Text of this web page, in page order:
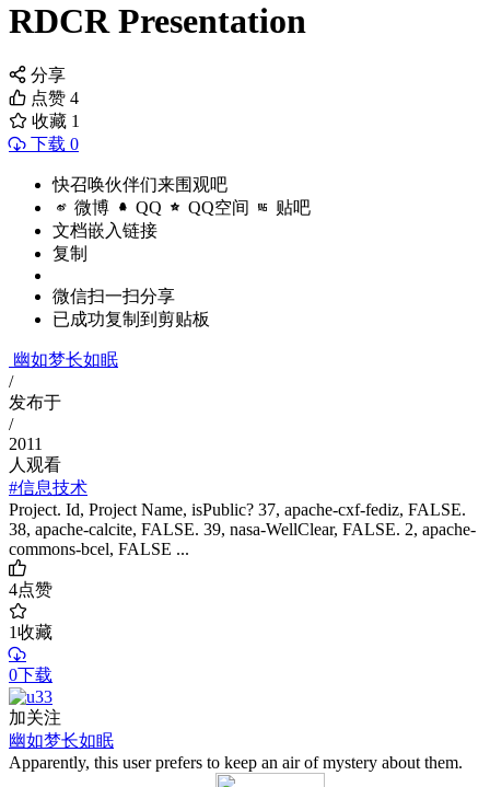
RDCR Presentation
分享
点赞 4
收藏 1
下载 0
快召唤伙伴们来围观吧
微博 QQ QQ空间 贴吧
文档嵌入链接
复制
微信扫一扫分享
已成功复制到剪贴板
幽如梦长如眠
/
发布于
/
2011
人观看
#信息技术
Project. Id, Project Name, isPublic? 37, apache-cxf-fediz, FALSE.
38, apache-calcite, FALSE. 39, nasa-WellClear, FALSE. 2, apache-
commons-bcel, FALSE ...
4点赞
1收藏
0下载
加关注
幽如梦长如眠
Apparently, this user prefers to keep an air of mystery about them.